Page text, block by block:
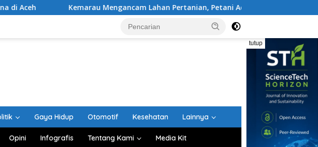
Kemarau Mengancam Lahan Pertanian, Petani Aceh Besar Diminta Gunakan Padi
tutup
Gaya Hidup Otomotif Kesehatan Lainnya
Opini Infografis Tentang Kami Media Kit